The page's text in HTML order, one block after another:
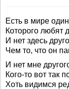
Есть в мире
Которого любят
И нет здесь
Чем то, что он
И нет мне
Кого-то вот так
Хоть видимся